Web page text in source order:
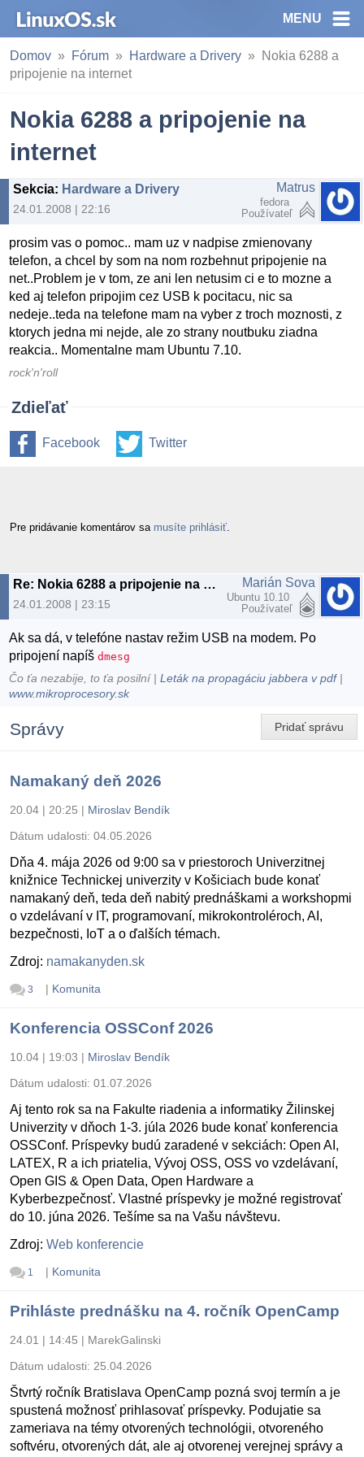
MENU
Domov Fórum Hardware a Drivery
Nokia 6288 a
pripojenie na internet
Nokia 6288 a pripojenie na
internet
Sekcia: Hardware a Drivery
24.01.2008 | 22:16
Matrus
fedora
Používateľ
prosim vas o pomoc.. mam uz v nadpise zmienovany
telefon, a chcel by som na nom rozbehnut pripojenie na
net..Problem je v tom, ze ani len netusim ci e to mozne a
ked aj telefon pripojim cez USB k pocitacu, nic sa
nedeje..teda na telefone mam na vyber z troch moznosti, z
ktorych jedna mi nejde, ale zo strany noutbuku ziadna
reakcia.. Momentalne mam Ubuntu 7.10.
rock'n'roll
Zdieľať
Facebook Twitter
Pre pridávanie komentárov sa musíte prihlásiť
Re: Nokia 6288 a pripojenie na internet
24.01.2008 | 23:15
Marián Sova
Ubuntu 10.10
Používateľ
Ak sa dá, v telefóne nastav režim USB na modem. Po
pripojení napíšdmesg
Čo ťa nezabije, to ťa posilní |Leták na propagáciu jabbera v pdf|
www.mikroprocesory.sk
Pridať správu
Správy
Namakaný deň 2026
20.04 | 20:25 | Miroslav Bendík
Dátum udalosti: 04.05.2026
Dňa 4. mája 2026 od 9:00 sa v priestoroch Univerzitnej
knižnice Technickej univerzity v Košiciach bude konať
namakaný deň, teda deň nabitý prednáškami a workshopmi
o vzdelávaní v IT, programovaní, mikrokontroléroch, AI,
bezpečnosti, IoT a o ďalších témach.
Zdroj: namakanyden.sk
3 | Komunita
Konferencia OSSConf 2026
10.04 | 19:03 | Miroslav Bendík
Dátum udalosti: 01.07.2026
Aj tento rok sa na Fakulte riadenia a informatiky Žilinskej
Univerzity v dňoch 1-3. júla 2026 bude konať konferencia
OSSConf. Príspevky budú zaradené v sekciách: Open AI,
LATEX, R a ich priatelia, Vývoj OSS, OSS vo vzdelávaní,
Open GIS & Open Data, Open Hardware a
Kyberbezpečnosť. Vlastné príspevky je možné registrovať
do 10. júna 2026. Tešíme sa na Vašu návštevu.
Zdroj: Web konferencie
1 | Komunita
Prihláste prednášku na 4. ročník OpenCamp
24.01 | 14:45 | MarekGalinski
Dátum udalosti: 25.04.2026
Štvrtý ročník Bratislava OpenCamp pozná svoj termín a je
spustená možnosť prihlasovať príspevky. Podujatie sa
zameriava na témy otvorených technológii, otvoreného
softvéru, otvorených dát, ale aj otvorenej verejnej správy a